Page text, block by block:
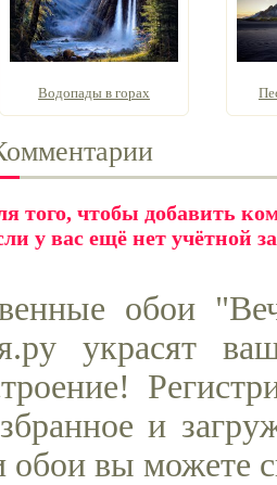
Водопады в горах
того, чтобы добавить
у вас ещё нет учётной
обои
украсят
и
обои вы можете